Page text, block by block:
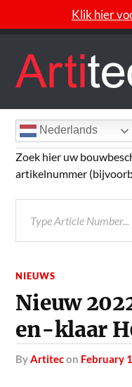
Klik hier
NIEUWS
Nieuw
en-klaar
byArtitecon February
Nederlands
Zoek hier uw
artikelnummer